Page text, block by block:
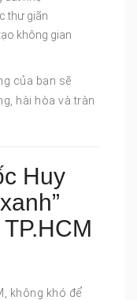
thư giãn
không gian
của bạn sẽ
hài hòa và tràn
Huy
không khó để